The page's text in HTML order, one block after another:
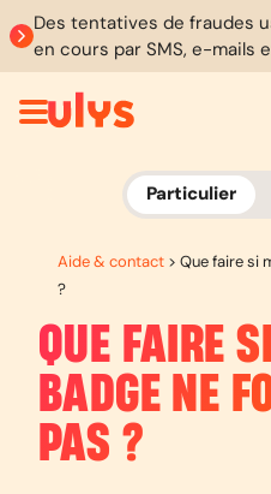
Des tentatives de fraudes
en cours par SMS, e-mails
Particulier
Aide & contact > Que faire si
?
QUE FAIRE
BADGE NE
PAS ?